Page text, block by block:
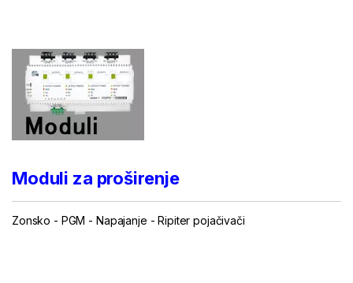
Moduli za proširenje
Zonsko - PGM - Napajanje -Ripiter pojačivači